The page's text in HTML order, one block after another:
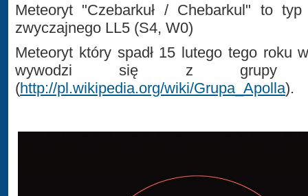
Meteoryt "Czebarkuł / Chebarkul" to
zwyczajnego LL5 (S4, W0)
Meteoryt który spadł 15 lutego tego roku
wywodzi się z grupy
(http://pl.wikipedia.org/wiki/Grupa_Apolla).